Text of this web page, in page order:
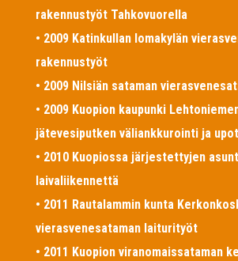
rakennustyöt Tahkovuorella
• 2009 Katinkullan lomakylän
rakennustyöt
• 2009 Nilsiän sataman
• 2009 Kuopion kaupunki
jätevesiputken väliankkurointi ja
• 2010 Kuopiossa järjestettyjen
laivaliikennettä
• 2011 Rautalammin kunta
vierasvenesataman laiturityöt
• 2011 Kuopion viranomaissataman